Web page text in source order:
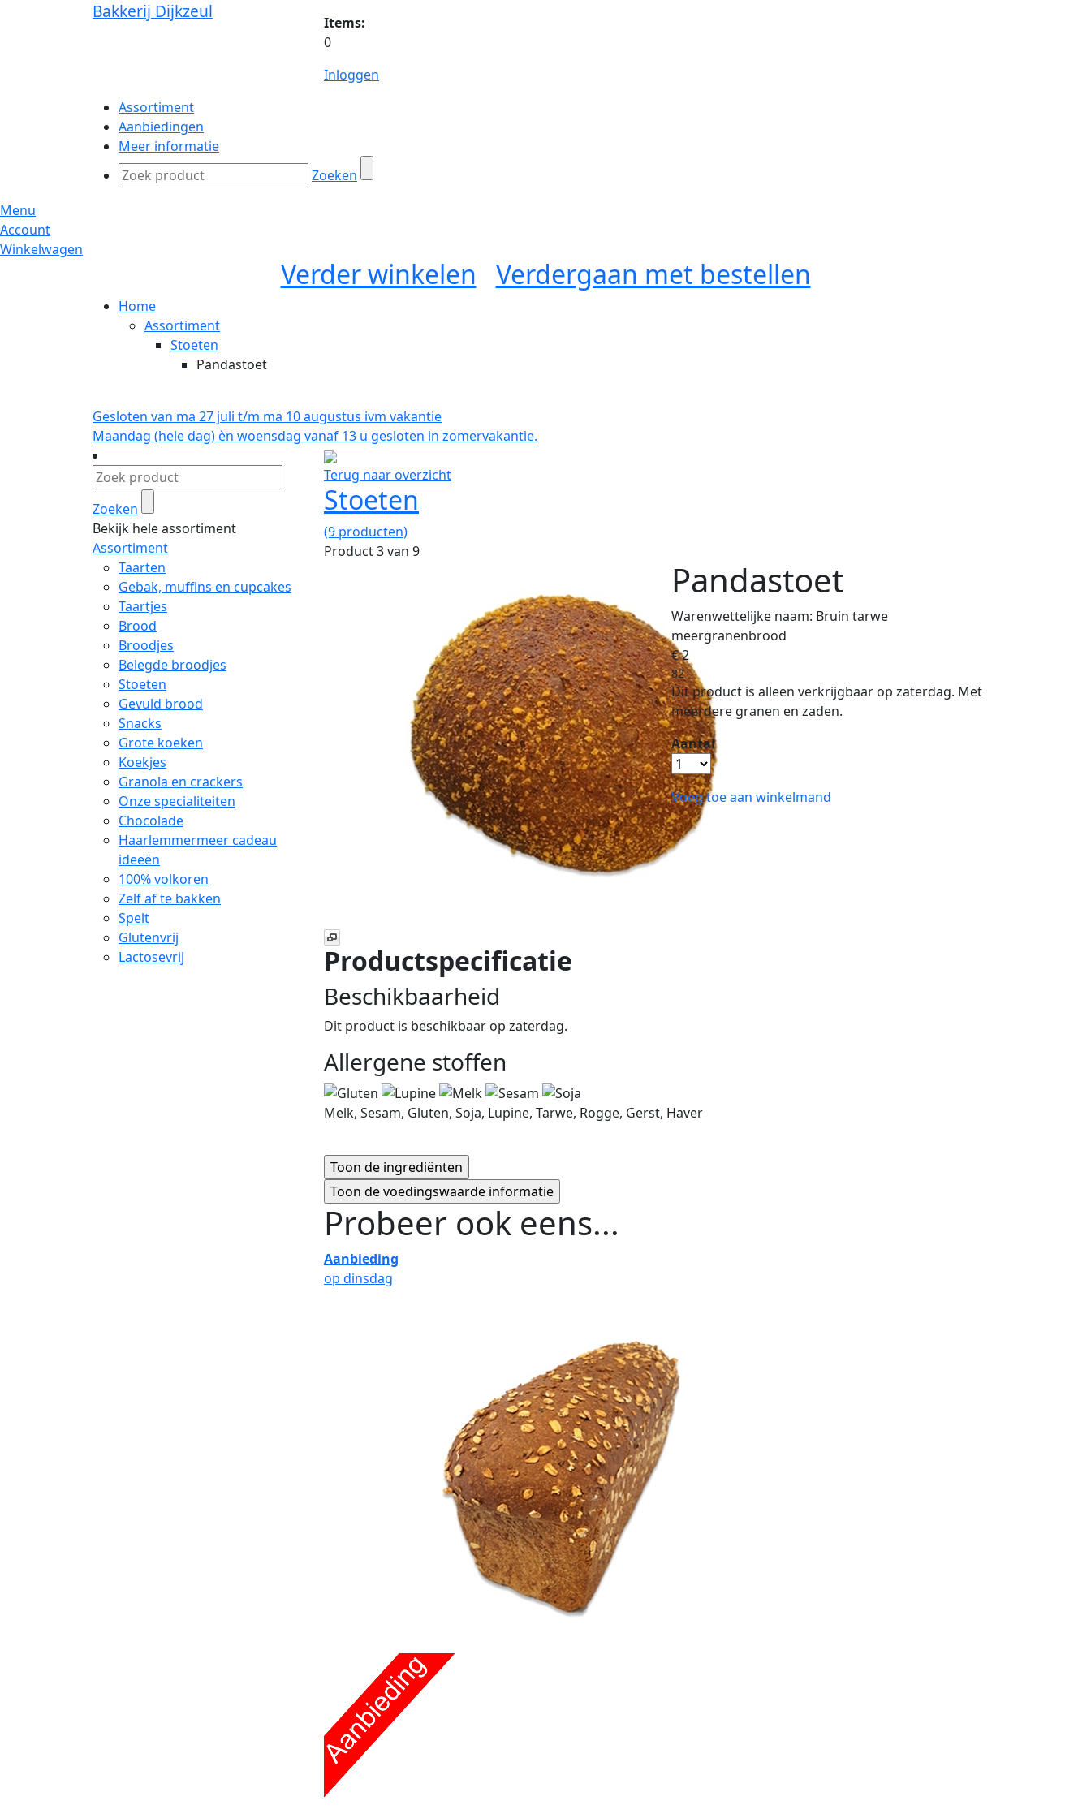
Bakkerij Dijkzeul
Items:
0
Inloggen
Assortiment
Aanbiedingen
Meer informatie
Zoeken
Menu
Account
Winkelwagen
Verder winkelen Verdergaan met bestellen
Home
Assortiment
Stoeten
Pandastoet
Gesloten van ma 27 juli t/m ma 10 augustus ivm vakantie
Maandag (hele dag) èn woensdag vanaf 13 u gesloten in zomervakantie.
Zoeken
Bekijk hele assortiment
Assortiment
Taarten
Gebak, muffins en cupcakes
Taartjes
Brood
Broodjes
Belegde broodjes
Stoeten
Gevuld brood
Snacks
Grote koeken
Koekjes
Granola en crackers
Onze specialiteiten
Chocolade
Haarlemmermeer cadeau
ideeën
100% volkoren
Zelf af te bakken
Spelt
Glutenvrij
Lactosevrij
Terug naar overzicht
Stoeten
(9 producten)
Product 3 van 9
Pandastoet
Warenwettelijke naam: Bruin tarwe
meergranenbrood
€ 2
82
Dit product is alleen verkrijgbaar op zaterdag. Met
meerdere granen en zaden.
Aantal
Voeg toe aan winkelmand
Productspecificatie
Beschikbaarheid
Dit product is beschikbaar op zaterdag.
Allergene stoffen
Melk, Sesam, Gluten, Soja, Lupine, Tarwe, Rogge, Gerst, Haver
Probeer ook eens...
Aanbieding
op dinsdag